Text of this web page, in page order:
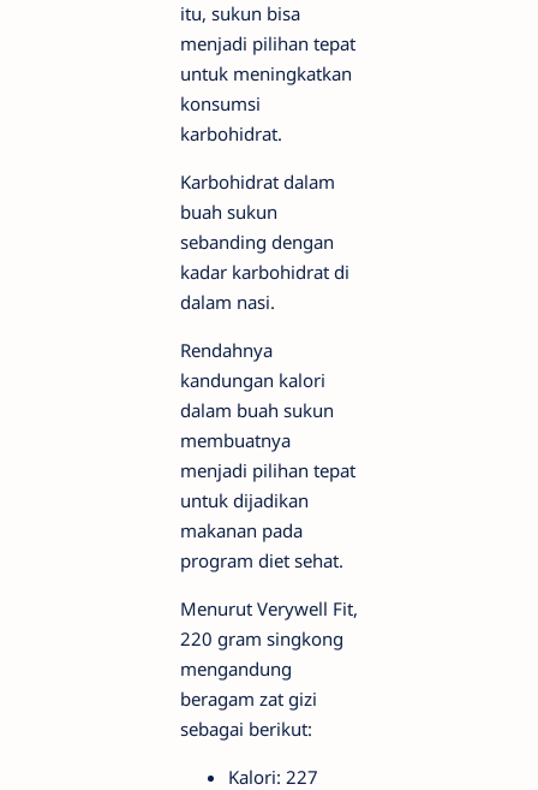
itu, sukun bisa
menjadi pilihan tepat
untuk meningkatkan
konsumsi
karbohidrat.
Karbohidrat dalam
buah sukun
sebanding dengan
kadar karbohidrat di
dalam nasi.
Rendahnya
kandungan kalori
dalam buah sukun
membuatnya
menjadi pilihan tepat
untuk dijadikan
makanan pada
program diet sehat.
Menurut Verywell Fit,
220 gram singkong
mengandung
beragam zat gizi
sebagai berikut:
Kalori: 227